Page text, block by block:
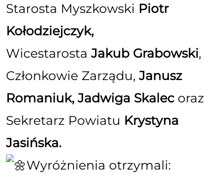
Starosta Myszkowski Piotr
Kołodziejczyk,
Wicestarosta Jakub Grabowski,
Członkowie Zarządu, Janusz
Romaniuk, Jadwiga Skalec oraz
Sekretarz Powiatu Krystyna
Jasińska.
Wyróżnienia otrzymali: